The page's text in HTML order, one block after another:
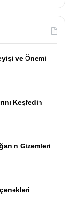
ve Önemi
Keşfedin
Gizemleri